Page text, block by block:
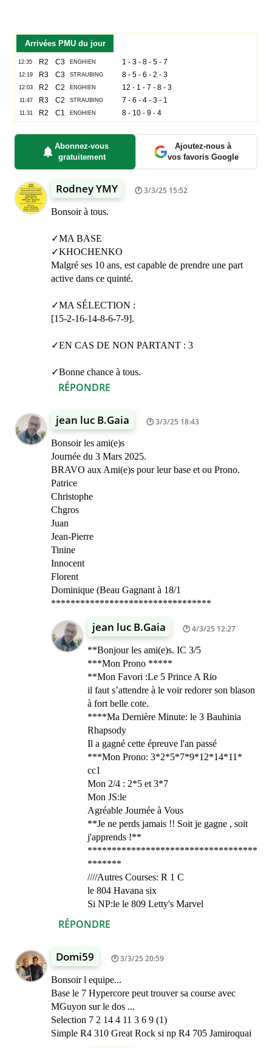
Arrivées PMU du jour
Abonnez-vous
gratuitement
Ajoutez-nous à
vos favoris Google
Rodney YMY 3/3/25 15:52
Bonsoir à tous.
✓MA BASE
✓KHOCHENKO
Malgré ses 10 ans, est capable de prendre une part
active dans ce quinté.
✓MA SÉLECTION :
[15-2-16-14-8-6-7-9].
✓EN CAS DE NON PARTANT : 3
✓Bonne chance à tous.
RÉPONDRE
jean luc B.Gaia 3/3/25 18:43
Bonsoir les ami(e)s
Journée du 3 Mars 2025.
BRAVO aux Ami(e)s pour leur base et ou Prono.
Patrice
Christophe
Chgros
Juan
Jean-Pierre
Tinine
Innocent
Florent
Dominique (Beau Gagnant à 18/1
*********************************
RÉPONDRE
jean luc B.Gaia 4/3/25 12:27
**Bonjour les ami(e)s. IC 3/5
***Mon Prono *****
**Mon Favori :Le 5 Prince A Rio
il faut s’attendre à le voir redorer son blason
à fort belle cote.
****Ma Dernière Minute: le 3 Bauhinia
Rhapsody
Il a gagné cette épreuve l'an passé
***Mon Prono: 3*2*5*7*9*12*14*11*
cc1
Mon 2/4 : 2*5 et 3*7
Mon JS:le
Agréable Journée à Vous
**Je ne perds jamais !! Soit je gagne , soit
j'apprends !**
***********************************
*******
////Autres Courses: R 1 C
le 804 Havana six
Si NP:le le 809 Letty's Marvel
Domi59 3/3/25 20:59
Bonsoir l equipe...
Base le 7 Hypercore peut trouver sa course avec
MGuyon sur le dos ...
Selection 7 2 14 4 11 3 6 9 (1)
Simple R4 310 Great Rock si np R4 705 Jamiroquai